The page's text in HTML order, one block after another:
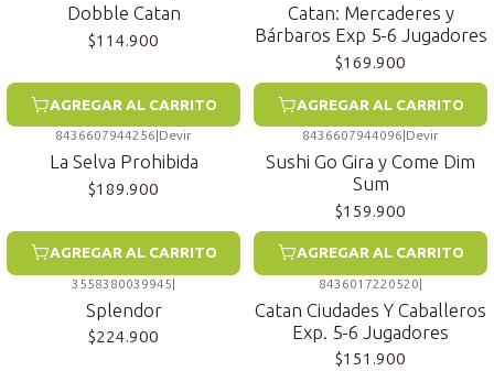
Dobble Catan
$114.900
AGREGAR AL CARRITO
Catan: Mercaderes y
Bárbaros Exp 5-6 Jugadores
$169.900
AGREGAR AL CARRITO
8436607944256 Devir
La Selva Prohibida
$189.900
AGREGAR AL CARRITO
8436607944096 Devir
Sushi Go Gira y Come Dim
Sum
$159.900
AGREGAR AL CARRITO
3558380039945|
Splendor
$224.900
8436017220520|
Catan Ciudades Y Caballeros
Exp. 5-6 Jugadores
$151.900